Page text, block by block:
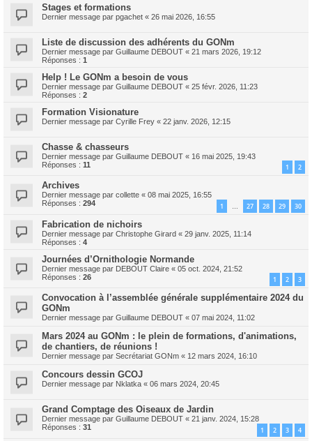
Stages et formations
Dernier message par pgachet « 26 mai 2026, 16:55
Liste de discussion des adhérents du GONm
Dernier message par Guillaume DEBOUT « 21 mars 2026, 19:12
Réponses : 1
Help ! Le GONm a besoin de vous
Dernier message par Guillaume DEBOUT « 25 févr. 2026, 11:23
Réponses : 2
Formation Visionature
Dernier message par Cyrille Frey « 22 janv. 2026, 12:15
Chasse & chasseurs
Dernier message par Guillaume DEBOUT « 16 mai 2025, 19:43
Réponses : 11 1 2
Archives
Dernier message par collette « 08 mai 2025, 16:55
Réponses : 294 1 … 27 28 29 30
Fabrication de nichoirs
Dernier message par Christophe Girard « 29 janv. 2025, 11:14
Réponses : 4
Journées d’Ornithologie Normande
Dernier message par DEBOUT Claire « 05 oct. 2024, 21:52
Réponses : 26 1 2 3
Convocation à l’assemblée générale supplémentaire 2024 du
GONm
Dernier message par Guillaume DEBOUT « 07 mai 2024, 11:02
Mars 2024 au GONm : le plein de formations, d'animations,
de chantiers, de réunions !
Dernier message par Secrétariat GONm « 12 mars 2024, 16:10
Concours dessin GCOJ
Dernier message par Nklatka « 06 mars 2024, 20:45
Grand Comptage des Oiseaux de Jardin
Dernier message par Guillaume DEBOUT « 21 janv. 2024, 15:28
Réponses : 31 1 2 3 4